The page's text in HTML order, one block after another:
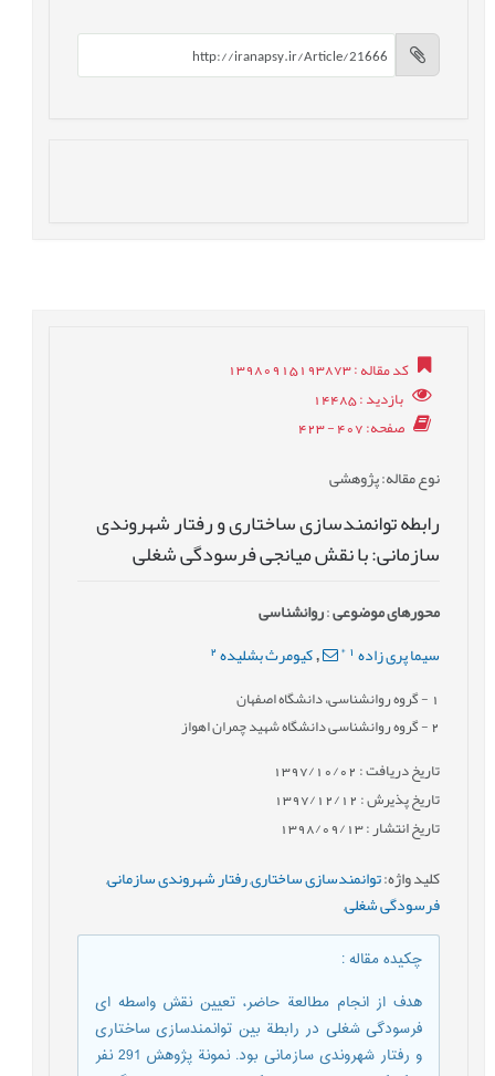
کد مقاله: 13980915193873
بازدید: 14485
صفحه: 407 - 423
نوع مقاله: پژوهشی
رابطه توانمندسازی ساختاری و رفتار شهروندی
سازمانی: با نقش میانجی فرسودگی شغلی
محورهای موضوعی:روانشناسی
سیما پری زاده1
*
,کیومرث بشلیده2
- گروه روانشناسی، دانشگاه اصفهان
2- گروه روانشناسی دانشگاه شهید چمران اهواز
تاریخ دریافت : 1397/10/02
تاریخ پذیرش : 1397/12/12
تاریخ انتشار : 1398/09/13
کلید واژه:توانمندسازی ساختاری,رفتار شهروندی سازمانی,
فرسودگی شغلی,
چکیده مقاله:
هدف از انجام مطالعة حاضر، تعیین نقش واسطه ای
فرسودگی شغلی در رابطة بین توانمندسازی ساختاری
و رفتار شهروندی سازمانی بود. نمونة پژوهش 291 نفر